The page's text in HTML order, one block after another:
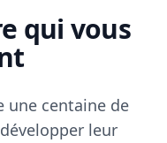
qui vous
une centaine de
leur